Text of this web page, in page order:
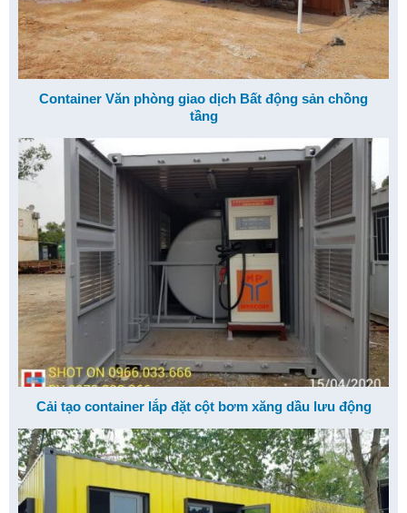
Container Văn phòng giao dịch Bất động sản chồng
tầng
Cải tạo container lắp đặt cột bơm xăng dầu lưu động